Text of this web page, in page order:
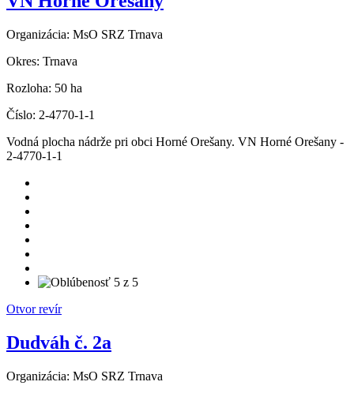
Organizácia: MsO SRZ Trnava
Okres: Trnava
Rozloha: 50 ha
Číslo: 2-4770-1-1
Vodná plocha nádrže pri obci Horné Orešany. VN Horné Orešany -
2-4770-1-1
Otvor revír
Dudváh č. 2a
Organizácia: MsO SRZ Trnava